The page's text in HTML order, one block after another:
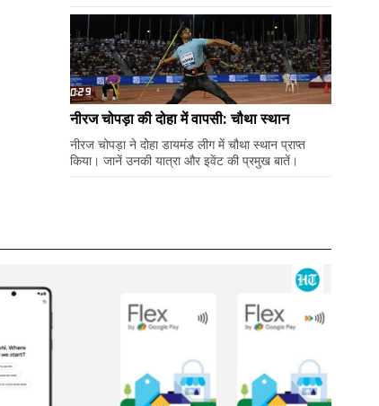
नीरज चोपड़ा की दोहा में वापसी: चौथा स्थान
नीरज चोपड़ा ने दोहा डायमंड लीग में चौथा स्थान प्राप्त
किया। जानें उनकी यात्रा और इवेंट की प्रमुख बातें।